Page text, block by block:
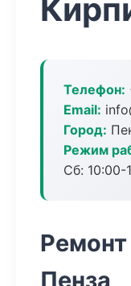
Телефон:
Email:
Город:
Режим
Сб: 10:00-
Ремонт
Пенза